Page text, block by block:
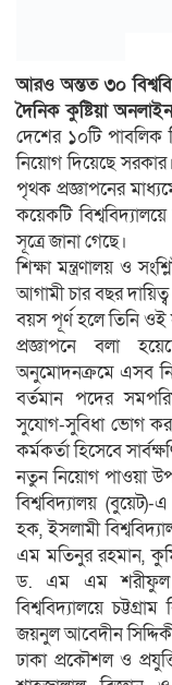
আরও অন্তত ৩০
দৈনিক কুষ্টিয়া
দেশের ১০টি পাবলিক
নিয়োগ দিয়েছে
পৃথক প্রজ্ঞাপনের
কয়েকটি
সূত্রে জানা গেছে।
শিক্ষা মন্ত্রণালয় ও
আগামী চার বছর
বয়স পূর্ণ হলে তিনি ওই
প্রজ্ঞাপনে বলা
অনুমোদনক্রমে এসব
বর্তমান পদের
সুযোগ-সুবিধা ভোগ
কর্মকর্তা হিসেবে
নতুন নিয়োগ পাওয়া
বিশ্ববিদ্যালয়
হক, ইসলামী
এম মতিনুর রহমান,
ড. এম এম শরীফুল
বিশ্ববিদ্যালয়ে
জয়নুল আবেদীন
ঢাকা প্রকৌশল ও